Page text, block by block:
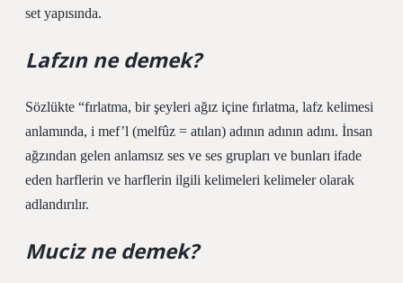
set yapısında.
Lafzın ne demek?
Sözlükte “fırlatma, bir şeyleri ağız içine fırlatma, lafz kelimesi
anlamında, i mef’l (melfûz = atılan) adının adının adını. İnsan
ağzından gelen anlamsız ses ve ses grupları ve bunları ifade
eden harflerin ve harflerin ilgili kelimeleri kelimeler olarak
adlandırılır.
Muciz ne demek?